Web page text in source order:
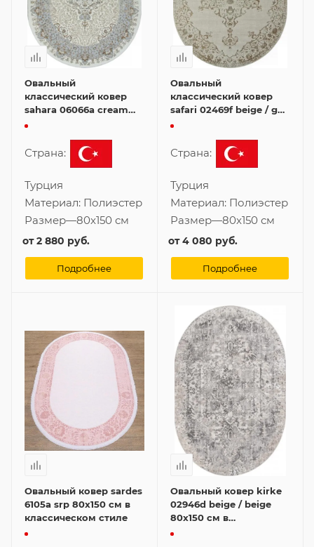
Овальный
классический ковер
sahara 06066a cream
fdy / cream hb 80x150
Страна:
Турция
Материал: Полиэстер
Размер—80x150 см
от2 880 руб.
Подробнее
Овальный
классический ковер
safari 02469f beige / golf
80x150 см
Страна:
Турция
Материал: Полиэстер
Размер—80x150 см
от4 080 руб.
Подробнее
Овальный ковер sardes
6105a srp 80x150 см в
классическом стиле
Овальный ковер kirke
02946d beige / beige
80x150 см в
классическом стиле